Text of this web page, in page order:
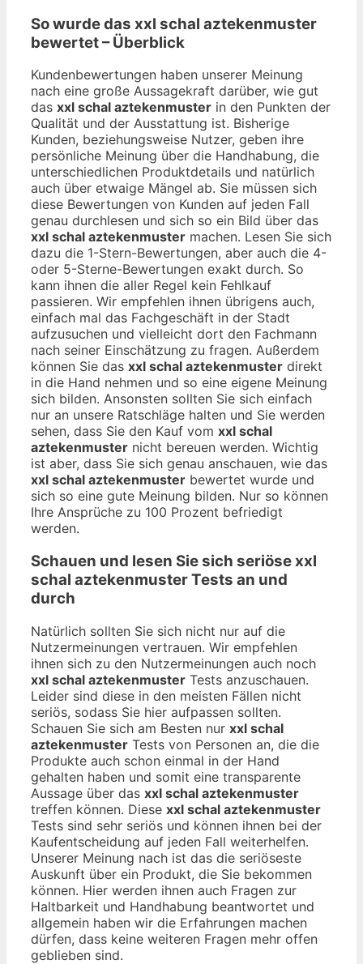
So wurde das xxl schal aztekenmuster
bewertet – Überblick
Kundenbewertungen haben unserer Meinung
nach eine große Aussagekraft darüber, wie gut
das xxl schal aztekenmuster in den Punkten der
Qualität und der Ausstattung ist. Bisherige
Kunden, beziehungsweise Nutzer, geben ihre
persönliche Meinung über die Handhabung, die
unterschiedlichen Produktdetails und natürlich
auch über etwaige Mängel ab. Sie müssen sich
diese Bewertungen von Kunden auf jeden Fall
genau durchlesen und sich so ein Bild über das
xxl schal aztekenmuster machen. Lesen Sie sich
dazu die 1-Stern-Bewertungen, aber auch die 4-
oder 5-Sterne-Bewertungen exakt durch. So
kann ihnen die aller Regel kein Fehlkauf
passieren. Wir empfehlen ihnen übrigens auch,
einfach mal das Fachgeschäft in der Stadt
aufzusuchen und vielleicht dort den Fachmann
nach seiner Einschätzung zu fragen. Außerdem
können Sie das xxl schal aztekenmuster direkt
in die Hand nehmen und so eine eigene Meinung
sich bilden. Ansonsten sollten Sie sich einfach
nur an unsere Ratschläge halten und Sie werden
sehen, dass Sie den Kauf vom xxl schal
aztekenmuster nicht bereuen werden. Wichtig
ist aber, dass Sie sich genau anschauen, wie das
xxl schal aztekenmuster bewertet wurde und
sich so eine gute Meinung bilden. Nur so können
Ihre Ansprüche zu 100 Prozent befriedigt
werden.
Schauen und lesen Sie sich seriösexxl
schal aztekenmusterTests an und
durch
Natürlich sollten Sie sich nicht nur auf die
Nutzermeinungen vertrauen. Wir empfehlen
ihnen sich zu den Nutzermeinungen auch noch
xxl schal aztekenmuster Tests anzuschauen.
Leider sind diese in den meisten Fällen nicht
seriös, sodass Sie hier aufpassen sollten.
Schauen Sie sich am Besten nur xxl schal
aztekenmuster Tests von Personen an, die die
Produkte auch schon einmal in der Hand
gehalten haben und somit eine transparente
Aussage über das xxl schal aztekenmuster
treffen können. Diese xxl schal aztekenmuster
Tests sind sehr seriös und können ihnen bei der
Kaufentscheidung auf jeden Fall weiterhelfen.
Unserer Meinung nach ist das die seriöseste
Auskunft über ein Produkt, die Sie bekommen
können. Hier werden ihnen auch Fragen zur
Haltbarkeit und Handhabung beantwortet und
allgemein haben wir die Erfahrungen machen
dürfen, dass keine weiteren Fragen mehr offen
geblieben sind.